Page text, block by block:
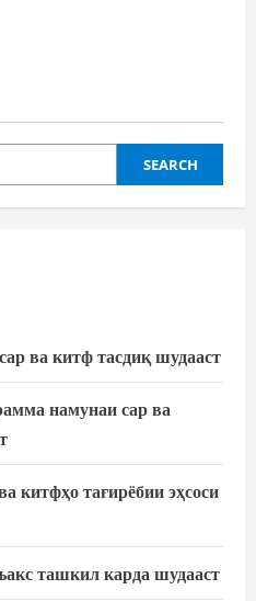
SEARCH
ва китф тасдиқ шудааст
намунаи сар ва
китфҳо тағирёбии эҳсоси
ташкил карда шудааст